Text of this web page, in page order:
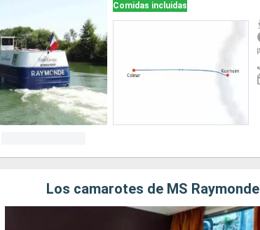
Comidas incluidas
Los camarotes de MS Raymonde